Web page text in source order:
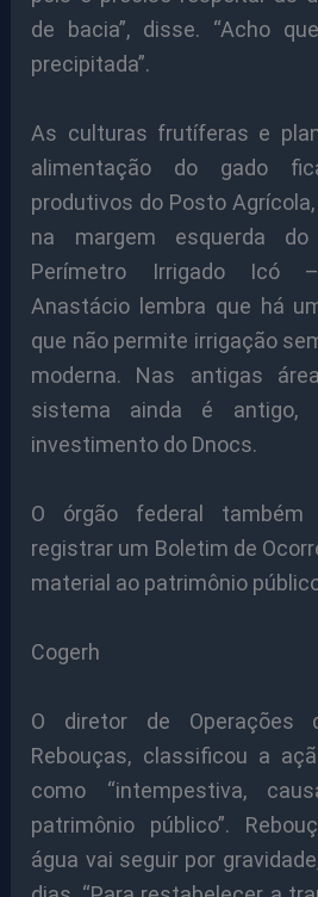
de bacia”, disse. “Acho
precipitada”.
As culturas frutíferas e
alimentação do gado
produtivos do Posto
na margem esquerda
Perímetro Irrigado Icó
Anastácio lembra que há
que não permite irrigação
moderna. Nas antigas
sistema ainda é antigo,
investimento do Dnocs.
O órgão federal
registrar um Boletim de
material ao patrimônio
Cogerh
O diretor de Operações
Rebouças, classificou a
como “intempestiva,
patrimônio público”.
água vai seguir por